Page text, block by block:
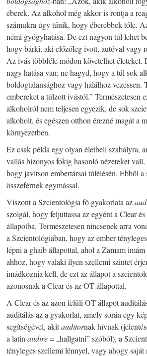
éberek. Az alkohol még akkor is rontja a
számukra úgy tűnik, hogy éberebbek tőle.
némi gyógyhatása. De ezt nagyon túl lehet
hogy bárki, aki előzőleg ivott, autóval vagy
Az ivás többféle módon követelhet életeket.
nagy hatása van; ne hagyd, hogy a túl sok
boldogtalansághoz vagy halálhoz vezessen.
embereket a túlzott ivástól.” Természetesen
alkoholról nem teljesen egyezik, de sok
alkoholt, és egészen otthon érezné magát a
környezetben.
Ez csak példa egy olyan életbeli szabályra,
vallás bizonyos fokig hasonló nézeteket vall,
hogy javítson embertársai túlélésén. Ebből a
összeférnek egymással.
Viszont a Szcientológia fő gyakorlata az
szolgál, hogy feljuttassa az egyént a Clear
állapotba. Természetesen nincsenek arra
a Szcientológiában, hogy az ember
lépni a ghaib állapottal, ahol a Zamam
ahhoz, hogy valaki ilyen szellemi szintet
imádkoznia kell, de ezt az állapot a
azonosnak a Clear és az OT állapottal.
A Clear és az azon felüli OT állapot
auditálás az a gyakorlat, amely során egy
segítségével, akitauditornak hívnak
a latin audire= „hallgatni” szóból), a
tényleges szellemi lénnyel, vagy ahogy saját